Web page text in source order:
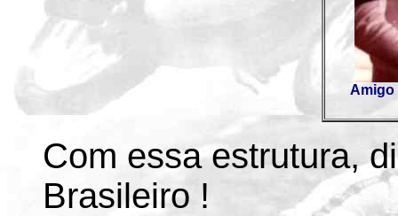
Amigo
Com essa estrutura,
Brasileiro !